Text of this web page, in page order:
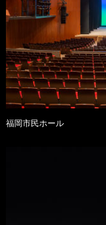
福岡市民ホール